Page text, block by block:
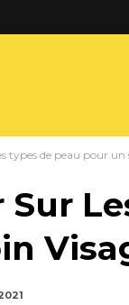
types de peau pour un